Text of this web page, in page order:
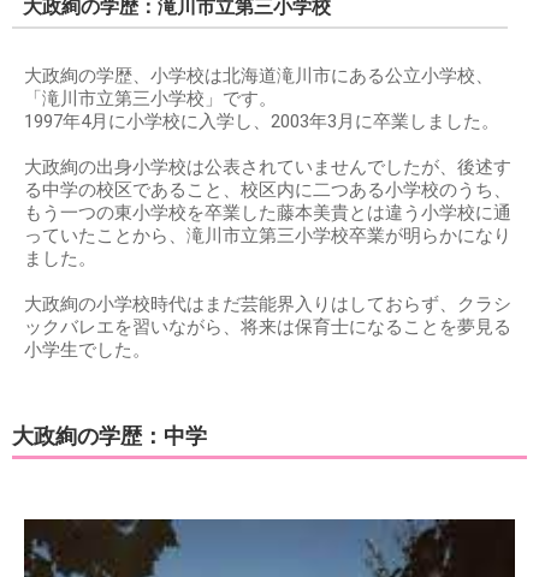
大政絢の学歴：滝川市立第三小学校
大政絢の学歴、小学校は北海道滝川市にある公立小学校、
「滝川市立第三小学校」です。
1997年4月に小学校に入学し、2003年3月に卒業しました。
大政絢の出身小学校は公表されていませんでしたが、後述す
る中学の校区であること、校区内に二つある小学校のうち、
もう一つの東小学校を卒業した藤本美貴とは違う小学校に通
っていたことから、滝川市立第三小学校卒業が明らかになり
ました。
大政絢の小学校時代はまだ芸能界入りはしておらず、クラシ
ックバレエを習いながら、将来は保育士になることを夢見る
小学生でした。
大政絢の学歴：中学